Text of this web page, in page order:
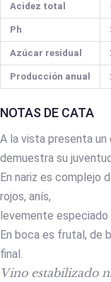
Acidez total
Ph
Azúcar residual
Producción anual
NOTAS DE CATA
A la vista presenta
demuestra su
En nariz es complejo
rojos, anís,
levemente
En boca es frutal, de
final.
Vino estabilizado